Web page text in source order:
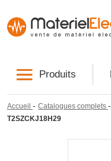
Produits
Accueil - Catalogues complets -
T2SZCKJ18H29